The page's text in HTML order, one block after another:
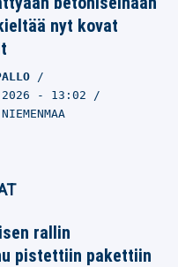
nyt kovat
- 13:02
rallin
pistettiin pakettiin